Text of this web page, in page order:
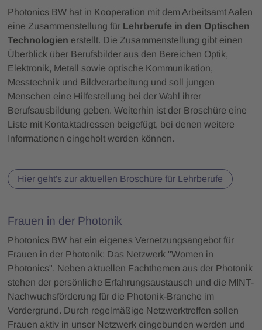
Photonics BW hat in Kooperation mit dem Arbeitsamt Aalen
eine Zusammenstellung für Lehrberufe in den Optischen
Technologien erstellt. Die Zusammenstellung gibt einen
Überblick über Berufsbilder aus den Bereichen Optik,
Elektronik, Metall sowie optische Kommunikation,
Messtechnik und Bildverarbeitung und soll jungen
Menschen eine Hilfestellung bei der Wahl ihrer
Berufsausbildung geben. Weiterhin ist der Broschüre eine
Liste mit Kontaktadressen beigefügt, bei denen weitere
Informationen eingeholt werden können.
Hier geht's zur aktuellen Broschüre für Lehrberufe
Frauen in der Photonik
Photonics BW hat ein eigenes Vernetzungsangebot für
Frauen in der Photonik: Das Netzwerk "Women in
Photonics". Neben aktuellen Fachthemen aus der Photonik
stehen der persönliche Erfahrungsaustausch und die MINT-
Nachwuchsförderung für die Photonik-Branche im
Vordergrund. Durch regelmäßige Netzwerktreffen sollen
Frauen aktiv in unser Netzwerk eingebunden werden und